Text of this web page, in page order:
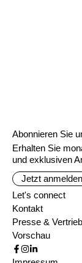
Abonnieren Sie
Erhalten Sie
und exklusiven
Jetzt
Let's connect
Kontakt
Presse & Vertrieb
Vorschau